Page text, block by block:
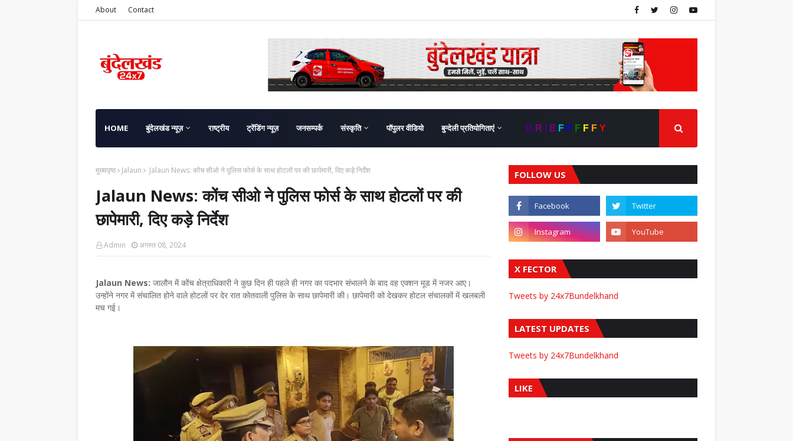
About Contact
HOME बुंदेलखंड न्यूज़ राष्ट्रीय ट्रेंडिंग न्यूज़ जनसम्पर्क संस्कृति पॉपुलर वीडियो बुन्देली प्रतियोगिताएं B R E F F F F F Y
मुख्यपृष्ठ Jalaun Jalaun News: कोंच सीओ ने पुलिस फोर्स के साथ होटलों पर की छापेमारी, दिए कड़े निर्देश
Jalaun News: कोंच सीओ ने पुलिस फोर्स के साथ होटलों पर की
छापेमारी, दिए कड़े निर्देश
Admin अगस्त 08, 2024
Jalaun News: जालौन में कोंच क्षेत्राधिकारी ने कुछ दिन ही पहले ही नगर का पदभार संभालने के बाद वह एक्शन मूड में नजर आए।
उन्होंने नगर में संचालित होने वाले होटलों पर देर रात कोतवाली पुलिस के साथ छापेमारी की। छापेमारी को देखकर होटल संचालकों में खलबली
मच गई।
FOLLOW US
X FECTOR
Tweets by 24x7Bundelkhand
LATEST UPDATES
Tweets by 24x7Bundelkhand
LIKE